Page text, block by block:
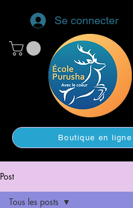
Se connecter
Boutique en ligne
Post
Tous les posts